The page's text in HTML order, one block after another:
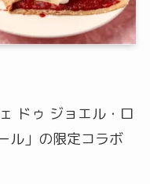
ドゥ ジョエル・ロ
ル」の限定コラボ